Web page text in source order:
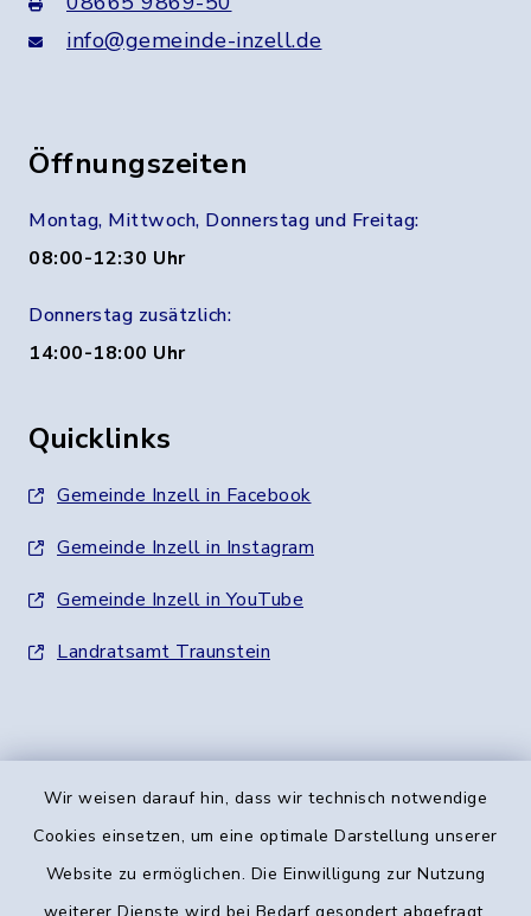
Wir weisen darauf hin, dass wir technisch notwendige
Cookies einsetzen, um eine optimale Darstellung unserer
Website zu ermöglichen. Die Einwilligung zur Nutzung
info@gemeinde-inzell.de
Öffnungszeiten
Montag, Mittwoch, Donnerstag und Freitag:
08:00-12:30 Uhr
Donnerstag zusätzlich:
14:00-18:00 Uhr
Quicklinks
Gemeinde Inzell in Facebook
Gemeinde Inzell in Instagram
Gemeinde Inzell in YouTube
Landratsamt Traunstein
Kontakt
Barrierefreiheit